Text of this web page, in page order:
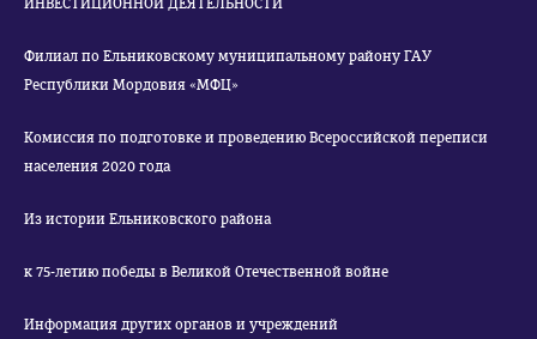
ИНВЕСТИЦИОННОЙ ДЕЯТЕЛЬНОСТИ
Филиал по Ельниковскому муниципальному району ГАУ
Республики Мордовия «МФЦ»
Комиссия по подготовке и проведению Всероссийской переписи
населения 2020 года
Из истории Ельниковского района
к 75-летию победы в Великой Отечественной войне
Информация других органов и учреждений